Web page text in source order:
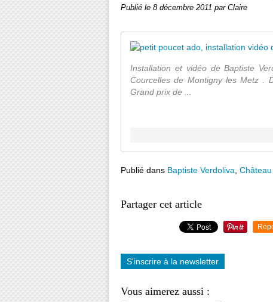
Publié le 8 décembre 2011 par Claire
Installation et vidéo de Baptiste
Courcelles de Montigny les Metz .
Grand prix de ...
Publié dans Baptiste Verdoliva
Partager cet article
S'inscrire à la newsletter
Vous aimerez aussi :